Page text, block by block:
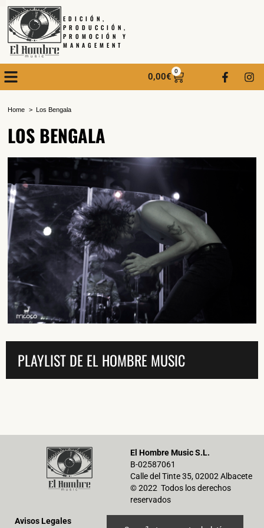
EDICIÓN,
PRODUCCIÓN,
PROMOCIÓN Y
MANAGEMENT
0,00€
0
Home Los Bengala
LOS BENGALA
PLAYLIST DE EL HOMBRE MUSIC
El Hombre Music S.L.
B-02587061
Calle del Tinte 35, 02002 Albacete
© 2022 Todos los derechos
reservados
Avisos Legales
SUSCRÍBETE A NUESTRO BOLETÍN
He leído y acepto la Política de Privacidad
DARME DE ALTA